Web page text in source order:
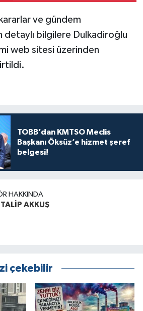
ve gündem
detaylı bilgilere Dulkadiroğlu
web sitesi üzerinden
TOBB’dan KMTSO Meclis
Başkanı Öksüz’e hizmet şeref
belgesi!
HAKKINDA
AKKUŞ
çekebilir